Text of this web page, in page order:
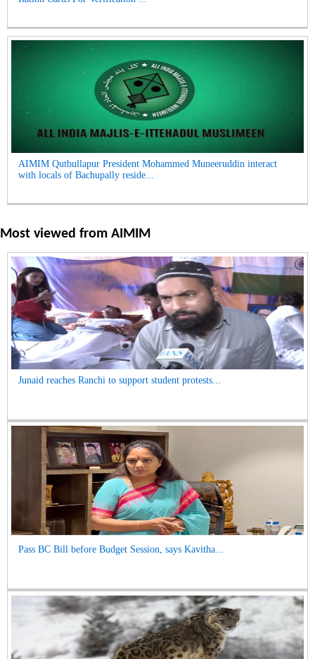
AIMIM Qutbullapur President Mohammed Muneeruddin interact
with locals of Bachupally reside...
Most viewed from AIMIM
Junaid reaches Ranchi to support student protests...
Pass BC Bill before Budget Session, says Kavitha...